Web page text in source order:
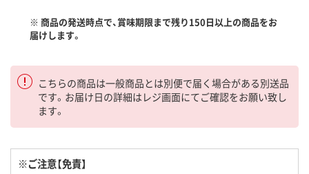
※ 商品の発送時点で、賞味期限まで残り150日以上の商品をお
届けします。
こちらの商品は一般商品とは別便で届く場合がある別送品
です。お届け日の詳細はレジ画面にてご確認をお願い致し
ます。
※ご注意【免責】